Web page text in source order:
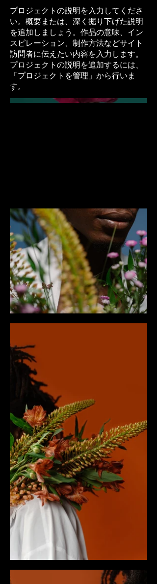
プロジェクトの説明を入力してくださ
い。概要または、深く掘り下げた説明
を追加しましょう。作品の意味、イン
スピレーション、制作方法などサイト
訪問者に伝えたい内容を入力します。
プロジェクトの説明を追加するには、
「プロジェクトを管理」から行いま
す。